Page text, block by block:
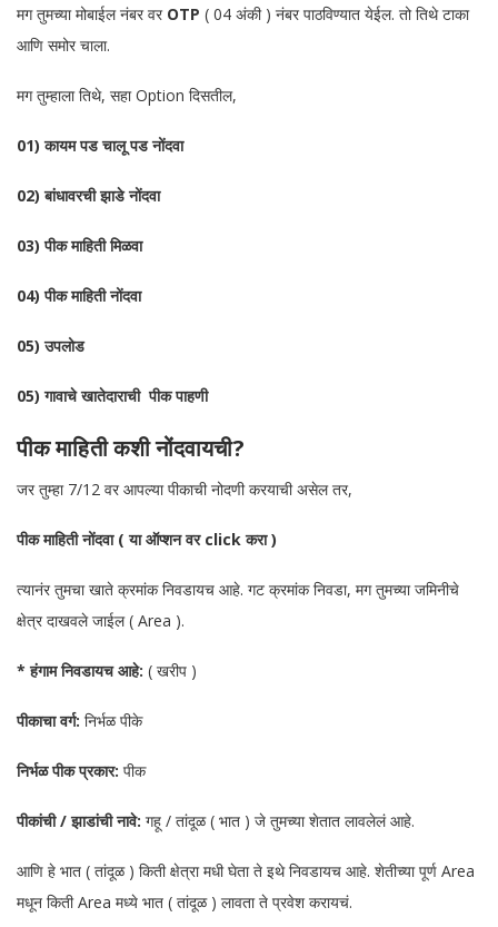
मग तुमच्या मोबाईल नंबर वर OTP ( 04 अंकी ) नंबर पाठविण्यात येईल. तो तिथे टाका
आणि समोर चाला.
मग तुम्हाला तिथे, सहा Option दिसतील,
01) कायम पड चालू पड नोंदवा
02) बांधावरची झाडे नोंदवा
03) पीक माहिती मिळवा
04) पीक माहिती नोंदवा
05) उपलोड
05) गावाचे खातेदाराची पीक पाहणी
पीक माहिती कशी नोंदवायची?
जर तुम्हा 7/12 वर आपल्या पीकाची नोदणी करयाची असेल तर,
पीक माहिती नोंदवा ( या ऑप्शन वर click करा )
त्यानंर तुमचा खाते क्रमांक निवडायच आहे. गट क्रमांक निवडा, मग तुमच्या जमिनीचे
क्षेत्र दाखवले जाईल ( Area ).
* हंगाम निवडायच आहे: ( खरीप )
पीकाचा वर्ग: निर्भळ पीके
निर्भळ पीक प्रकार: पीक
पीकांची / झाडांची नावे: गहू / तांदूळ ( भात ) जे तुमच्या शेतात लावलेलं आहे.
आणि हे भात ( तांदूळ ) किती क्षेत्रा मधी घेता ते इथे निवडायच आहे. शेतीच्या पूर्ण Area
मधून किती Area मध्ये भात ( तांदूळ ) लावता ते प्रवेश करायचं.